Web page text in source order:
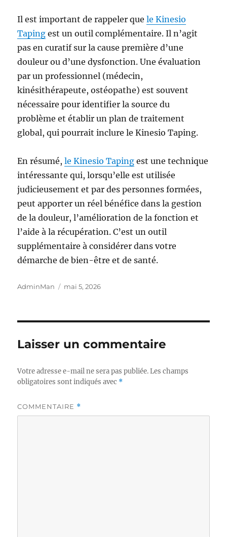
Il est important de rappeler quele Kinesio
Taping est un outil complémentaire. Il n’agit
pas en curatif sur la cause première d’une
douleur ou d’une dysfonction. Une évaluation
par un professionnel (médecin,
kinésithérapeute, ostéopathe) est souvent
nécessaire pour identifier la source du
problème et établir un plan de traitement
global, qui pourrait inclure le Kinesio Taping.
En résumé,le Kinesio Taping est une technique
intéressante qui, lorsqu’elle est utilisée
judicieusement et par des personnes formées,
peut apporter un réel bénéfice dans la gestion
de la douleur, l’amélioration de la fonction et
l’aide à la récupération. C’est un outil
supplémentaire à considérer dans votre
démarche de bien-être et de santé.
Auteur
AdminMan
Publié
mai 5, 2026
Laisser un commentaire
Votre adresse e-mail ne sera pas publiée. Les champs
obligatoires sont indiqués avec *
COMMENTAIRE *